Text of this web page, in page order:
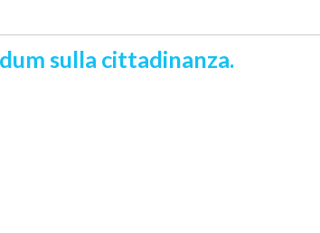
sulla cittadinanza.